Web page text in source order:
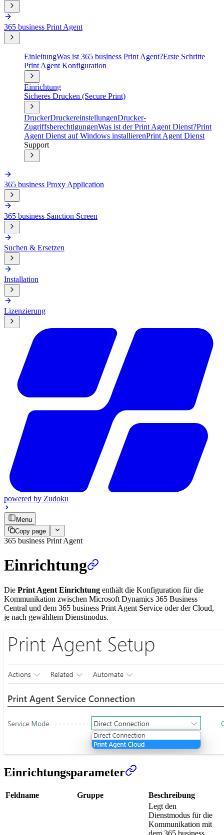
365 business Print Agent
EinleitungWas ist 365 business Print Agent?Erste Schritte
Print Agent Konfiguration
Einrichtung
Sicheres Drucken (Secure Print)
DruckerDruckereinstellungenDrucker-
ZugriffsberechtigungenWas ist der Print Agent Dienst?Print
Agent Dienst auf Windows installierenPrint Agent Dienst
Support
365 business Proxy Application
365 business Sanction Screen
Suchen & Ersetzen
Installation
Lizenzierung
powered by Zudoku
Menu
Copy page
365 business Print Agent
Einrichtung
Die Print Agent Einrichtung enthält die Konfiguration für die
Kommunikation zwischen Microsoft Dynamics 365 Business
Central und dem 365 business Print Agent Service oder der Cloud,
je nach gewähltem Dienstmodus.
Einrichtungsparameter
Feldname Gruppe
Beschreibung
Legt den
Dienstmodus für die
Kommunikation mit
dem 365 business